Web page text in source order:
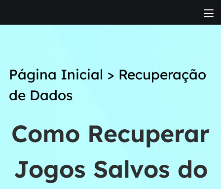
Página Inicial > Recuperação
de Dados
Como Recuperar
Jogos Salvos do